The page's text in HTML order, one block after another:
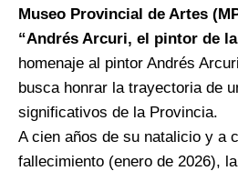
Museo Provincial de Artes
“Andrés Arcuri, el pintor de
homenaje al pintor Andrés
busca honrar la trayectoria de
significativos de la Provincia.
A cien años de su natalicio y a
fallecimiento (enero de 2026),